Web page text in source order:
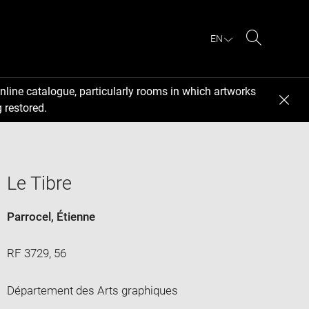
EN
catalogue, particularly rooms in which artworks
restored.
Le Tibre
Parrocel, Étienne
RF 3729, 56
Département des Arts graphiques